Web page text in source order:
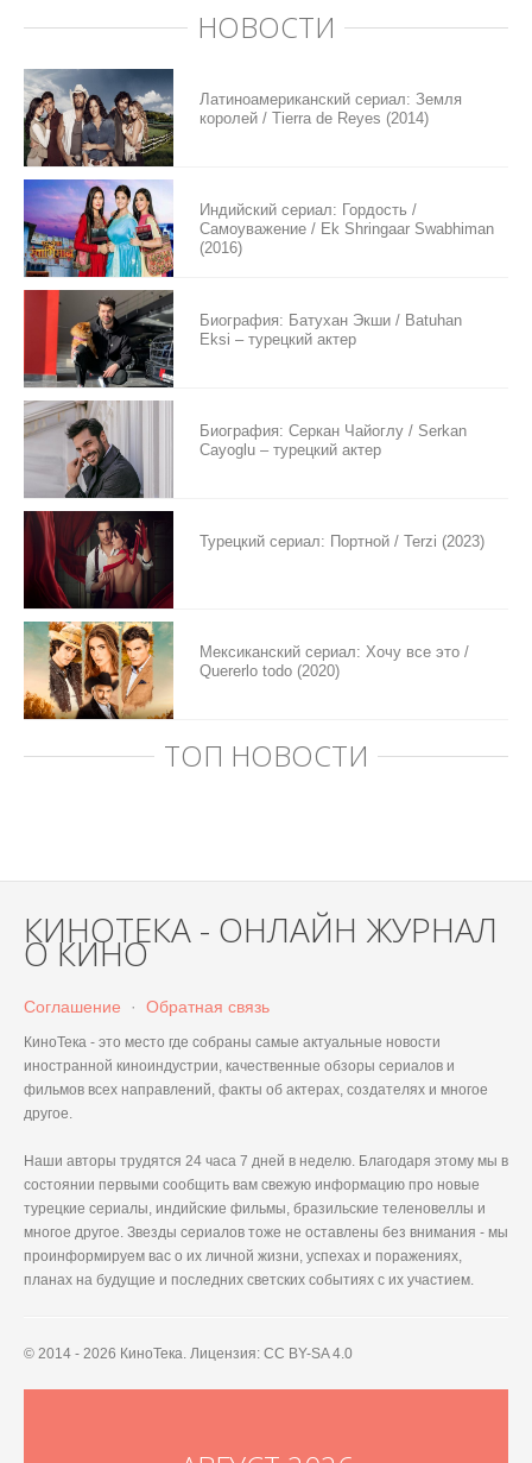
НОВОСТИ
Латиноамериканский сериал: Земля
королей / Tierra de Reyes (2014)
Индийский сериал: Гордость /
Самоуважение / Ek Shringaar Swabhiman
(2016)
Биография: Батухан Экши / Batuhan
Eksi – турецкий актер
Биография: Серкан Чайоглу / Serkan
Cayoglu – турецкий актер
Турецкий сериал: Портной / Terzi (2023)
Мексиканский сериал: Хочу все это /
Quererlo todo (2020)
ТОП НОВОСТИ
КИНОТЕКА - ОНЛАЙН ЖУРНАЛ
О КИНО
Соглашение · Обратная связь
КиноТека - это место где собраны самые актуальные новости
иностранной киноиндустрии, качественные обзоры сериалов и
фильмов всех направлений, факты об актерах, создателях и многое
другое.
Наши авторы трудятся 24 часа 7 дней в неделю. Благодаря этому мы в
состоянии первыми сообщить вам свежую информацию про новые
турецкие сериалы, индийские фильмы, бразильские теленовеллы и
многое другое. Звезды сериалов тоже не оставлены без внимания - мы
проинформируем вас о их личной жизни, успехах и поражениях,
планах на будущие и последних светских событиях с их участием.
© 2014 - 2026 КиноТека. Лицензия: CC BY-SA 4.0